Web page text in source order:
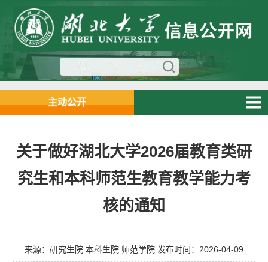
主动公开
关于做好湖北大学2026届教育类研
究生和本科师范生教育教学能力考
核的通知
来源：研究生院 本科生院 师范学院 发布时间：2026-04-09